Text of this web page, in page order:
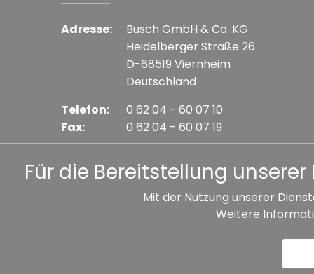
Adresse:
Busch GmbH & Co. KG
Heidelberger Straße 26
D-68519 Viernheim
Deutschland
Telefon:
Fax:
0 62 04 - 60 07 10
0 62 04 - 60 07 19
Für die Bereitstellung
Mit der Nutzung unserer
Weitere